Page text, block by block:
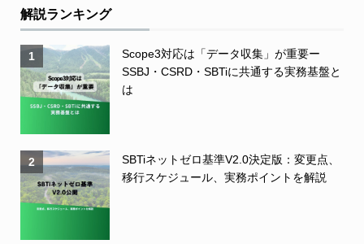
解説ランキング
1
Scope3対応は「データ収集」が重要ー
SSBJ・CSRD・SBTiに共通する実務基盤と
は
2
SBTiネットゼロ基準V2.0決定版：変更点、
移行スケジュール、実務ポイントを解説